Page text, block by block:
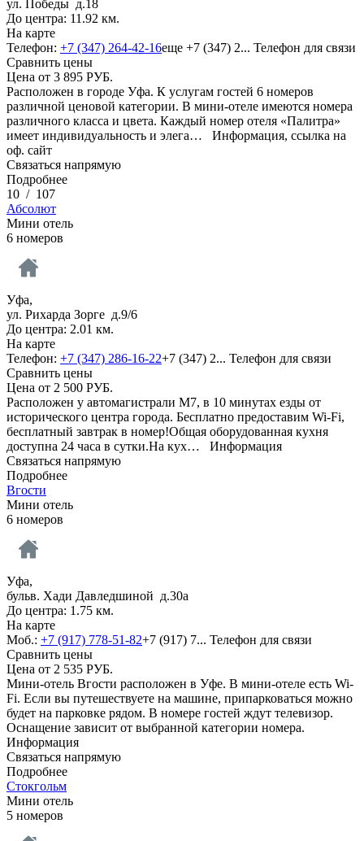
ул. Победы д.18
До центра: 11.92 км.
На карте
Телефон: +7 (347) 264-42-16еще +7 (347) 2... Телефон для связи
Сравнить цены
Цена от 3 895 РУБ.
Расположен в городе Уфа. К услугам гостей 6 номеров
различной ценовой категории. В мини-отеле имеются номера
различного класса и цвета. Каждый номер отеля «Палитра»
имеет индивидуальность и элега… Информация, ссылка на
оф. сайт
Связаться напрямую
Подробнее
10 / 107
Абсолют
Мини отель
6 номеров
Уфа,
ул. Рихарда Зорге д.9/6
До центра: 2.01 км.
На карте
Телефон: +7 (347) 286-16-22+7 (347) 2... Телефон для связи
Сравнить цены
Цена от 2 500 РУБ.
Расположен у автомагистрали М7, в 10 минутах езды от
исторического центра города. Бесплатно предоставим Wi-Fi,
бесплатный завтрак в номер!Общая оборудованная кухня
доступна 24 часа в сутки.На кух… Информация
Связаться напрямую
Подробнее
Вгости
Мини отель
6 номеров
Уфа,
бульв. Хади Давледшиной д.30а
До центра: 1.75 км.
На карте
Моб.: +7 (917) 778-51-82+7 (917) 7... Телефон для связи
Сравнить цены
Цена от 2 535 РУБ.
Мини-отель Вгости расположен в Уфе. В мини-отеле есть Wi-
Fi. Если вы путешествуете на машине, припарковаться можно
будет на парковке рядом. В номере гостей ждут телевизор.
Оснащение зависит от выбранной категории номера.
Информация
Связаться напрямую
Подробнее
Стокгольм
Мини отель
5 номеров